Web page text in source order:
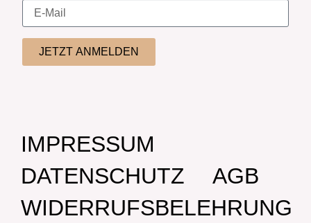
JETZT ANMELDEN
IMPRESSUM
DATENSCHUTZ
AGB
WIDERRUFSBELEHRUNG